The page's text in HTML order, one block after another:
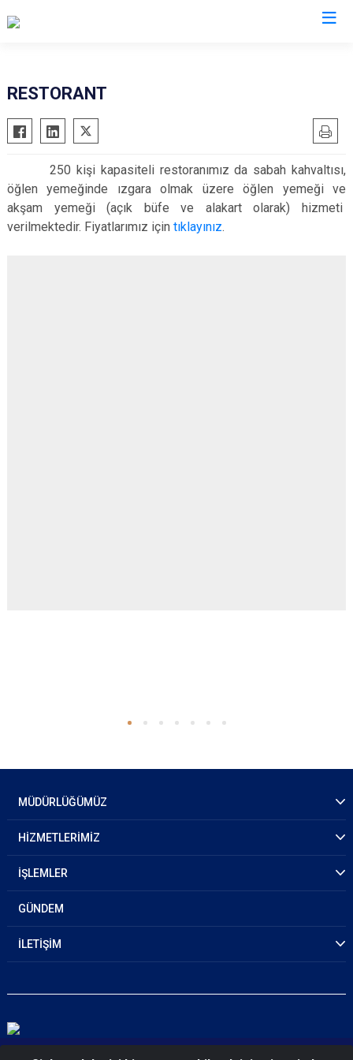
RESTORANT
250 kişi kapasiteli restoranımız da sabah kahvaltısı,
öğlen yemeğinde ızgara olmak üzere öğlen yemeği ve
akşam yemeği (açık büfe ve alakart olarak) hizmeti
verilmektedir. Fiyatlarımız için tıklayınız.
MÜDÜRLÜĞÜMÜZ
HİZMETLERİMİZ
İŞLEMLER
GÜNDEM
İLETİŞİM